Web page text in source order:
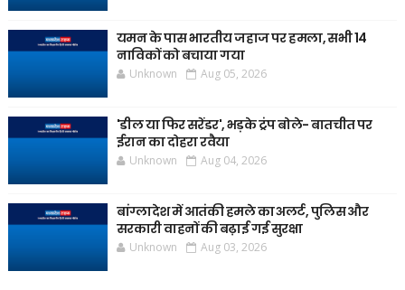
यमन के पास भारतीय जहाज पर हमला, सभी 14
नाविकों को बचाया गया
Unknown Aug 05, 2026
'डील या फिर सरेंडर', भड़के ट्रंप बोले- बातचीत पर
ईरान का दोहरा रवैया
Unknown Aug 04, 2026
बांग्लादेश में आतंकी हमले का अलर्ट, पुलिस और
सरकारी वाहनों की बढ़ाई गई सुरक्षा
Unknown Aug 03, 2026